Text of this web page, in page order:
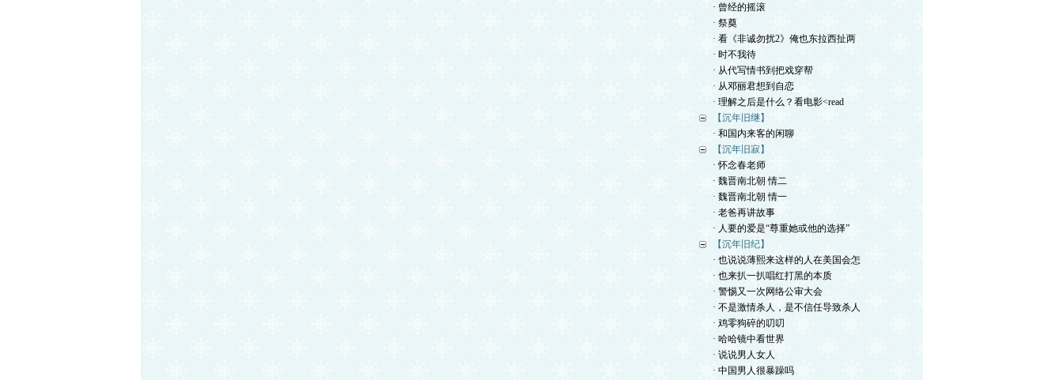
· 曾经的摇滚
· 祭奠
· 看《非诚勿扰2》俺也东拉西扯两
· 时不我待
· 从代写情书到把戏穿帮
· 从邓丽君想到自恋
· 理解之后是什么？看电影<read
【沉年旧继】
· 和国内来客的闲聊
【沉年旧寂】
· 怀念春老师
· 魏晋南北朝 情二
· 魏晋南北朝 情一
· 老爸再讲故事
· 人要的爱是“尊重她或他的选择”
【沉年旧纪】
· 也说说薄熙来这样的人在美国会怎
· 也来扒一扒唱红打黑的本质
· 警惕又一次网络公审大会
· 不是激情杀人，是不信任导致杀人
· 鸡零狗碎的叨叨
· 哈哈镜中看世界
· 说说男人女人
· 中国男人很暴躁吗